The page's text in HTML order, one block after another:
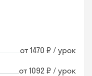
от 1470 ₽ / урок
от 1092 ₽ / урок